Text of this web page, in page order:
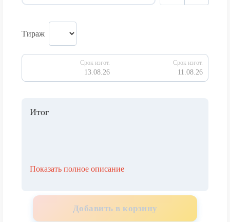
Тираж
Срок изгот.
13.08.26
Срок изгот.
11.08.26
Итог
Показать полное описание
Добавить в корзину